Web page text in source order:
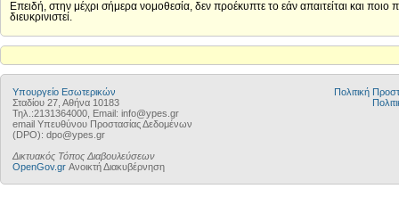
Επειδή, στην μέχρι σήμερα νομοθεσία, δεν προέκυπτε το εάν απαιτείται και
διευκρινιστεί.
Υπουργείο Εσωτερικών
Σταδίου 27, Αθήνα 10183
Τηλ.:2131364000, Email: info@ypes.gr
email Υπευθύνου Προστασίας Δεδομένων
(DPO): dpo@ypes.gr
Δικτυακός Τόπος Διαβουλεύσεων
OpenGov.gr Ανοικτή Διακυβέρνηση
Πολιτική